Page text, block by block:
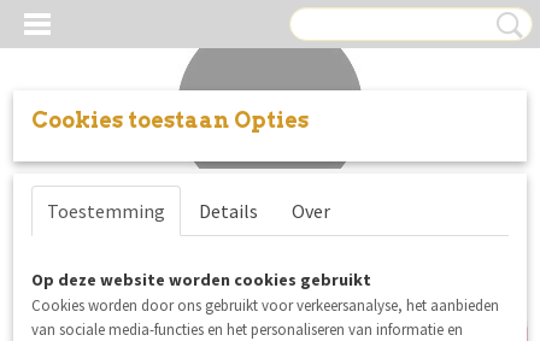
Inloggen Registreren
opnieuw binnen
Cookies toestaan Opties
Toestemming Details Over
Op deze website worden cookies gebruikt
Cookies worden door ons gebruikt voor verkeersanalyse, het aanbieden
van sociale media-functies en het personaliseren van informatie en